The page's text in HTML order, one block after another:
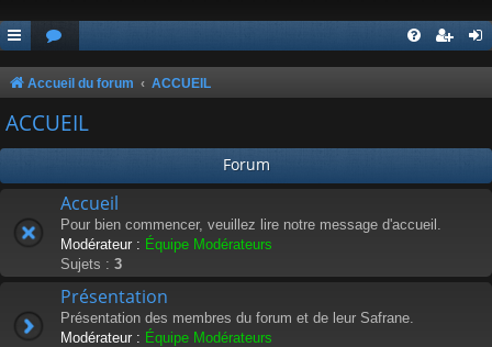
Accueil du forum ACCUEIL
ACCUEIL
Forum
Accueil
Pour bien commencer, veuillez lire notre message d'accueil.
Modérateur : Équipe Modérateurs
Sujets : 3
Présentation
Présentation des membres du forum et de leur Safrane.
Modérateur : Équipe Modérateurs